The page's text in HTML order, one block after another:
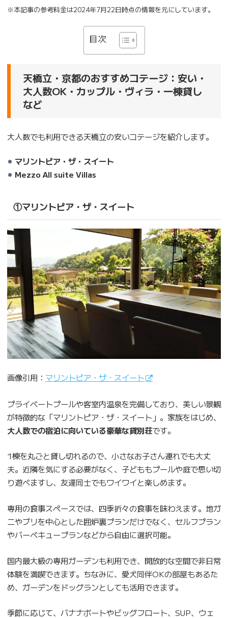
※本記事の参考料金は2024年7月22日時点の情報を元にしています。
目次
天橋立・京都のおすすめコテージ：安い・
大人数OK・カップル・ヴィラ・一棟貸し
など
大人数でも利用できる天橋立の安いコテージを紹介します。
マリントピア・ザ・スイート
Mezzo All suite Villas
①マリントピア・ザ・スイート
画像引用： マリントピア・ザ・スイート
プライベートプールや客室内温泉を完備しており、美しい景観
が特徴的な「マリントピア・ザ・スイート」。家族をはじめ、
大人数での宿泊に向いている豪華な貸別荘です。
1棟を丸ごと貸し切れるので、小さなお子さん連れでも大丈
夫。近隣を気にする必要がなく、子どももプールや庭で思い切
り遊べますし、友達同士でもワイワイと楽しめます。
専用の食事スペースでは、四季折々の食事を味わえます。地ガ
ニやブリを中心とした囲炉裏プランだけでなく、セルフプラン
やバーベキュープランなどから自由に選択可能。
国内最大級の専用ガーデンも利用でき、開放的な空間で非日常
体験を満喫できます。ちなみに、愛犬同伴OKの部屋もあるた
め、ガーデンをドッグランとしても活用できます。
季節に応じて、バナナボートやビッグフロート、SUP、ウェ